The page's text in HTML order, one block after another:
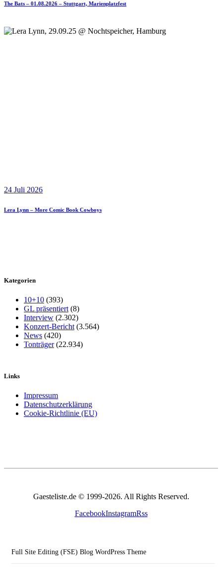
The Bats – 01.08.2026 – Stuttgart, Marienplatzfest
24 Juli 2026
Lera Lynn – More Comic Book Cowboys
Kategorien
10+10 (393)
GL präsentiert (8)
Interview (2.302)
Konzert-Bericht (3.564)
News (420)
Tonträger(22.934)
Links
Impressum
Datenschutzerklärung
Cookie-Richtlinie (EU)
Gaesteliste.de © 1999-2026. All Rights Reserved.
FacebookInstagramRss
Full Site Editing (FSE) Blog WordPress Theme